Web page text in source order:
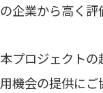
の企業から高く評
本プロジェクト
用機会の提供に